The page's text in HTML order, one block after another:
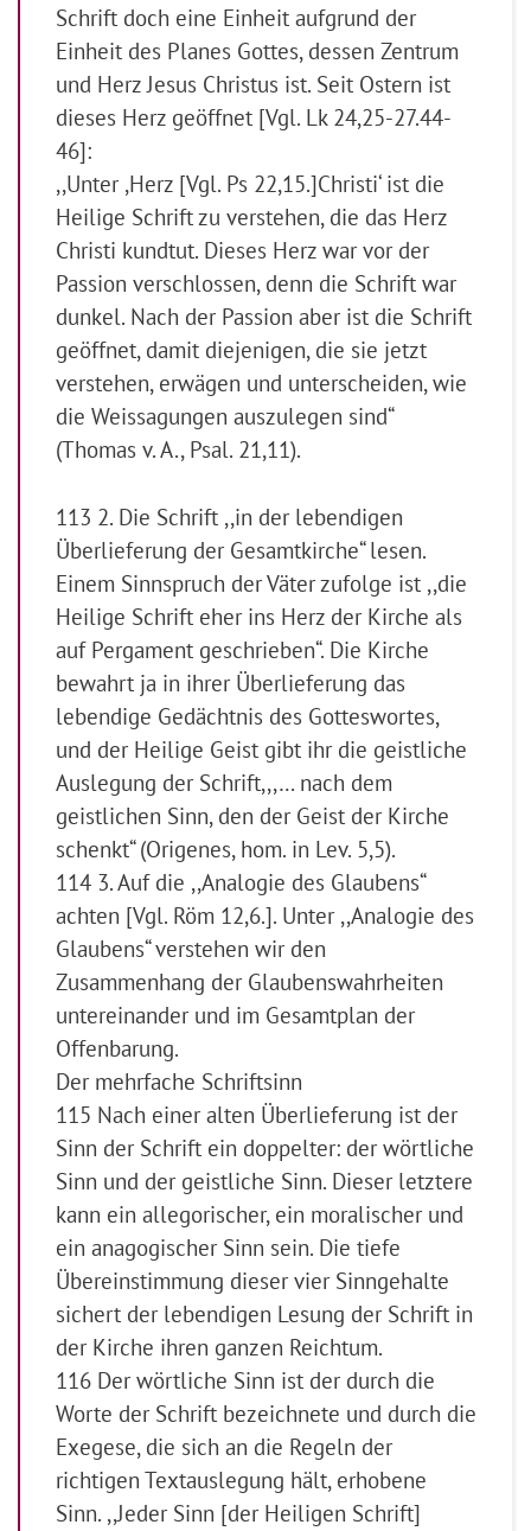
Schrift doch eine Einheit aufgrund der
Einheit des Planes Gottes, dessen Zentrum
und Herz Jesus Christus ist. Seit Ostern ist
dieses Herz geöffnet [Vgl. Lk 24,25-27.44-
46]:
,,Unter ,Herz [Vgl. Ps 22,15.]Christi‘ ist die
Heilige Schrift zu verstehen, die das Herz
Christi kundtut. Dieses Herz war vor der
Passion verschlossen, denn die Schrift war
dunkel. Nach der Passion aber ist die Schrift
geöffnet, damit diejenigen, die sie jetzt
verstehen, erwägen und unterscheiden, wie
die Weissagungen auszulegen sind“
(Thomas v. A., Psal. 21,11).
113 2. Die Schrift ,,in der lebendigen
Überlieferung der Gesamtkirche“ lesen.
Einem Sinnspruch der Väter zufolge ist ,,die
Heilige Schrift eher ins Herz der Kirche als
auf Pergament geschrieben“. Die Kirche
bewahrt ja in ihrer Überlieferung das
lebendige Gedächtnis des Gotteswortes,
und der Heilige Geist gibt ihr die geistliche
Auslegung der Schrift,,,… nach dem
geistlichen Sinn, den der Geist der Kirche
schenkt“ (Origenes, hom. in Lev. 5,5).
114 3. Auf die ,,Analogie des Glaubens“
achten [Vgl. Röm 12,6.]. Unter ,,Analogie des
Glaubens“ verstehen wir den
Zusammenhang der Glaubenswahrheiten
untereinander und im Gesamtplan der
Offenbarung.
Der mehrfache Schriftsinn
115 Nach einer alten Überlieferung ist der
Sinn der Schrift ein doppelter: der wörtliche
Sinn und der geistliche Sinn. Dieser letztere
kann ein allegorischer, ein moralischer und
ein anagogischer Sinn sein. Die tiefe
Übereinstimmung dieser vier Sinngehalte
sichert der lebendigen Lesung der Schrift in
der Kirche ihren ganzen Reichtum.
116 Der wörtliche Sinn ist der durch die
Worte der Schrift bezeichnete und durch die
Exegese, die sich an die Regeln der
richtigen Textauslegung hält, erhobene
Sinn. ,,Jeder Sinn [der Heiligen Schrift]